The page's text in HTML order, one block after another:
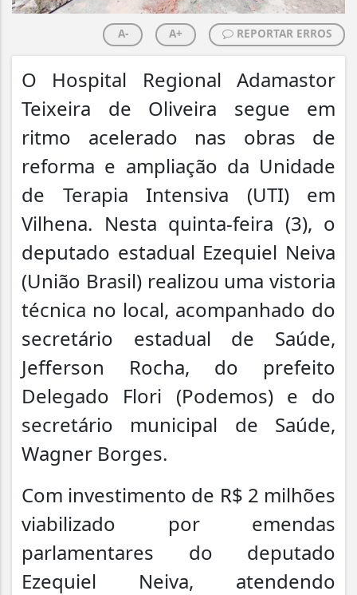
A- A+ REPORTAR ERROS
O Hospital Regional Adamastor
Teixeira de Oliveira segue em
ritmo acelerado nas obras de
reforma e ampliação da Unidade
de Terapia Intensiva (UTI) em
Vilhena. Nesta quinta-feira (3), o
deputado estadual Ezequiel Neiva
(União Brasil) realizou uma vistoria
técnica no local, acompanhado do
secretário estadual de Saúde,
Jefferson Rocha, do prefeito
Delegado Flori (Podemos) e do
secretário municipal de Saúde,
Wagner Borges.
Com investimento de R$ 2 milhões
viabilizado por emendas
parlamentares do deputado
Ezequiel Neiva, atendendo